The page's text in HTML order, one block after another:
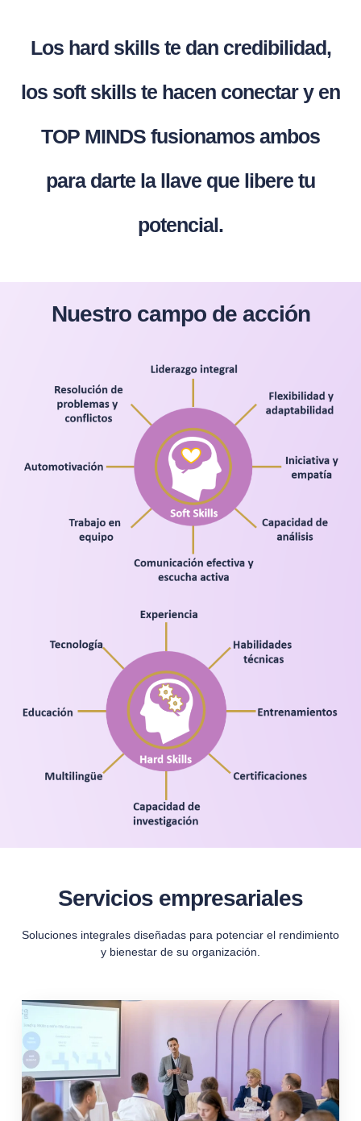
Los hard skills te dan credibilidad,
los soft skills te hacen conectar y en
TOP MINDS fusionamos ambos
para darte la llave que libere tu
potencial.
Nuestro campo de acción
Servicios empresariales
Soluciones integrales diseñadas para potenciar el rendimiento
y bienestar de su organización.